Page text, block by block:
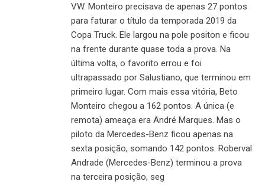
VW. Monteiro precisava de apenas 27 pontos
para faturar o título da temporada 2019 da
Copa Truck. Ele largou na pole positon e ficou
na frente durante quase toda a prova. Na
última volta, o favorito errou e foi
ultrapassado por Salustiano, que terminou em
primeiro lugar. Com mais essa vitória, Beto
Monteiro chegou a 162 pontos. A única (e
remota) ameaça era André Marques. Mas o
piloto da Mercedes-Benz ficou apenas na
sexta posição, somando 142 pontos. Roberval
Andrade (Mercedes-Benz) terminou a prova
na terceira posição, seg